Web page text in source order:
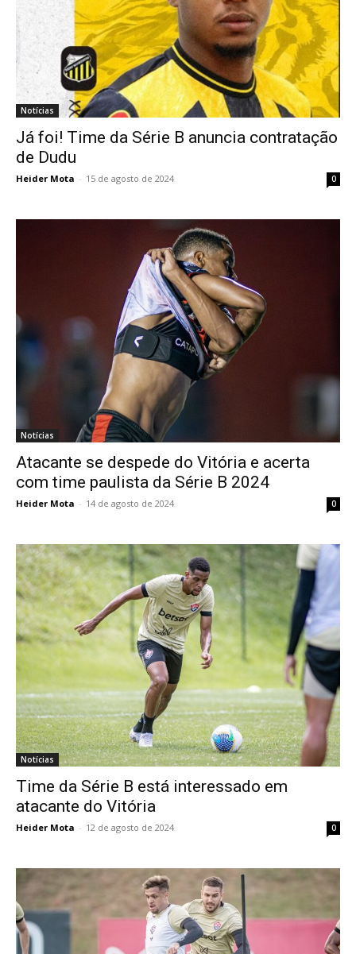
Notícias
Já foi! Time da Série B anuncia contratação
de Dudu
Heider Mota - 15 de agosto de 2024 0
Notícias
Atacante se despede do Vitória e acerta
com time paulista da Série B 2024
Heider Mota - 14 de agosto de 2024 0
Notícias
Time da Série B está interessado em
atacante do Vitória
Heider Mota - 12 de agosto de 2024 0